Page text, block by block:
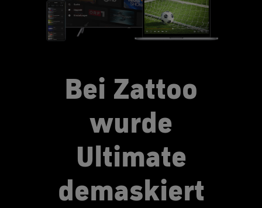
Bei Zattoo
wurde
Ultimate
demaskiert